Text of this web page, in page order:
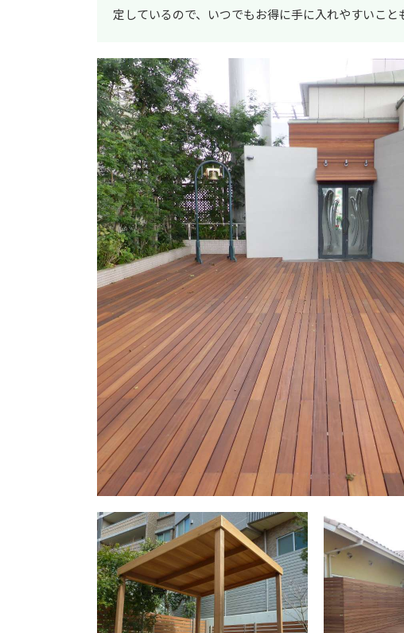
定しているので、いつでもお得に手に入れやすいこと